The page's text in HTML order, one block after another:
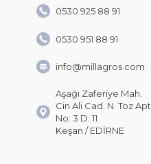
0530 925 88 91
0530 951 88 91
info@millagros.com
Aşağı Zaferiye Mah.
Cin Ali Cad. N. Toz Apt.
No: 3 D: 11
Keşan / EDİRNE